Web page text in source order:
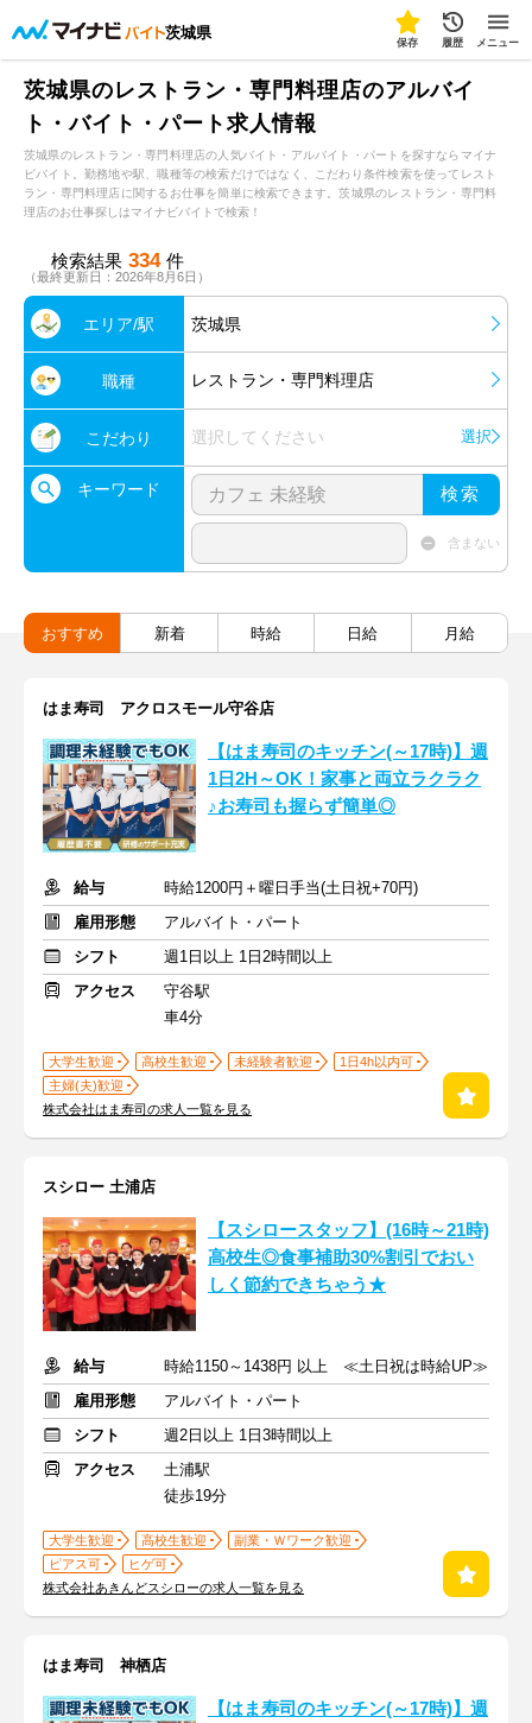
茨城県
保存 履歴 メニュー
茨城県のレストラン・専門料理店のアルバイ
ト・バイト・パート求人情報
茨城県のレストラン・専門料理店の人気バイト・アルバイト・パートを探すならマイナ
ビバイト。勤務地や駅、職種等の検索だけではなく、こだわり条件検索を使ってレスト
ラン・専門料理店に関するお仕事を簡単に検索できます。茨城県のレストラン・専門料
理店のお仕事探しはマイナビバイトで検索！
検索結果 334 件
（最終更新日：2026年8月6日）
エリア/駅 茨城県
職種 レストラン・専門料理店
こだわり 選択してください 選択
キーワード 検索
含まない
おすすめ 新着 時給 日給 月給
はま寿司 アクロスモール守谷店
【はま寿司のキッチン(～17時)】週
1日2H～OK！家事と両立ラクラク
♪お寿司も握らず簡単◎
給与
時給1200円＋曜日手当(土日祝+70円)
雇用形態
アルバイト・パート
シフト
週1日以上 1日2時間以上
アクセス
守谷駅
車4分
大学生歓迎 高校生歓迎 未経験者歓迎
1日4h以内可
主婦(夫)歓迎
株式会社はま寿司の求人一覧を見る
スシロー 土浦店
【スシロースタッフ】(16時～21時)
高校生◎食事補助30%割引でおい
しく節約できちゃう★
給与
時給1150～1438円 以上 ≪土日祝は時給UP≫
雇用形態
アルバイト・パート
シフト
週2日以上 1日3時間以上
アクセス
土浦駅
徒歩19分
大学生歓迎 高校生歓迎
副業・Ｗワーク歓迎
ピアス可
ヒゲ可
株式会社あきんどスシローの求人一覧を見る
はま寿司 神栖店
【はま寿司のキッチン(～17時)】週